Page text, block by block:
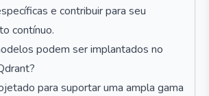
e contribuir para seu
contínuo.
podem ser implantados no
para suportar uma ampla gama